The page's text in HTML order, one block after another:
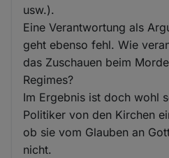
usw.).
Eine Verantwortung als
geht ebenso fehl. Wie
das Zuschauen beim
Regimes?
Im Ergebnis ist doch wohl
Politiker von den Kirchen
ob sie vom Glauben an
nicht.